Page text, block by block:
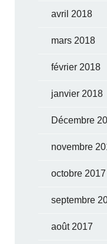
avril 2018
mars 2018
février 2018
janvier 2018
Décembre
novembre
octobre 2017
septembre
août 2017